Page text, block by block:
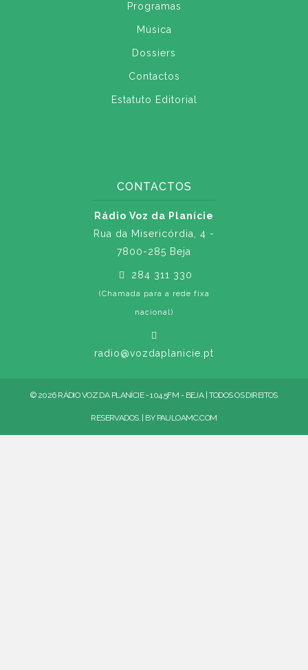
Programas
Música
Dossiers
Contactos
Estatuto Editorial
CONTACTOS
Rádio Voz da Planície
Rua da Misericórdia, 4 -
7800-285 Beja
284 311 330
(Chamada para a rede fixa
nacional)
radio@vozdaplanicie.pt
© 2026 RÁDIO VOZ DA PLANÍCIE - 104.5FM - BEJA | TODOS OS DIREITOS
RESERVADOS. | BY PAULOAMC.COM